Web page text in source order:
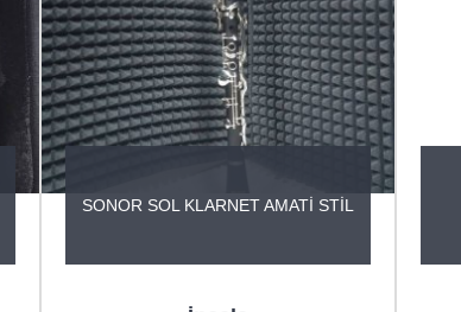
SONOR SOL KLARNET AMATİ STİL